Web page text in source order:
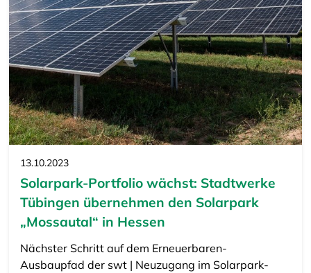
13.10.2023
Solarpark-Portfolio wächst: Stadtwerke
Tübingen übernehmen den Solarpark
„Mossautal“ in Hessen
Nächster Schritt auf dem Erneuerbaren-
Ausbaupfad der swt | Neuzugang im Solarpark-